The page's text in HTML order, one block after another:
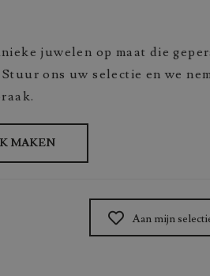
juwelen op maat die
ons uw selectie en we
MAKEN
Aan mijn